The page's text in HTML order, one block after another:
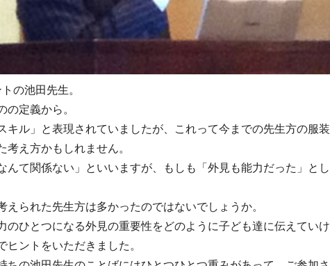
の池田先生。
の定義から。
キル」と表現されていましたが、これって今までの先生方の服装
考え方かもしれません。
んて関係ない」といいますが、もしも「外見も能力だった」とし
えられた先生方は多かったのではないでしょうか。
のひとつになる外見の重要性をどのように子ども達に伝えていけ
ヒントをいただきました。